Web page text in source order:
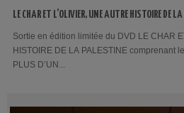
LE CHAR ET L’OLIVIER, UNE AUTRE HISTOIRE DE
Sortie en édition limitée du DVD LE CHAR
HISTOIRE DE LA PALESTINE comprenant
PLUS D’UN...